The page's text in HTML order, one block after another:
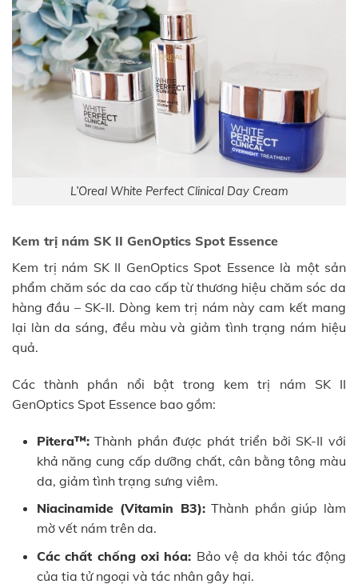
L’Oreal White Perfect Clinical Day Cream
Kem trị nám SK II GenOptics Spot Essence
Kem trị nám SK II GenOptics Spot Essence là một sản
phẩm chăm sóc da cao cấp từ thương hiệu chăm sóc da
hàng đầu – SK-II. Dòng kem trị nám này cam kết mang
lại làn da sáng, đều màu và giảm tình trạng nám hiệu
quả.
Các thành phần nổi bật trong kem trị nám SK II
GenOptics Spot Essence bao gồm:
Pitera™:Thành phần được phát triển bởi SK-II với
khả năng cung cấp dưỡng chất, cân bằng tông màu
da, giảm tình trạng sưng viêm.
Niacinamide (Vitamin B3):Thành phần giúp làm
mờ vết nám trên da.
Các chất chống oxi hóa: Bảo vệ da khỏi tác động
của tia tử ngoại và tác nhân gây hại.